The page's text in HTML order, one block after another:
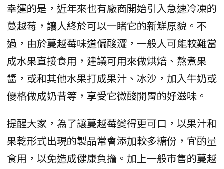
幸運的是，近年來也有廠商開始引入急速冷凍的
蔓越莓，讓人終於可以一睹它的新鮮原貌。不
過，由於蔓越莓味道偏酸澀，一般人可能較難當
成水果直接食用，建議可用來做烘焙、熬煮果
醬，或和其他水果打成果汁、冰沙，加入牛奶或
優格做成奶昔等，享受它微酸開胃的好滋味。
提醒大家，為了讓蔓越莓變得更可口，以果汁和
果乾形式出現的製品常會添加較多糖份，宜酌量
食用，以免造成健康負擔。加上一般市售的蔓越